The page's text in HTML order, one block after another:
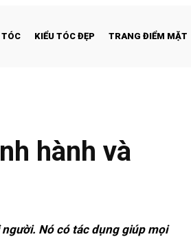
KIỂU TÓC ĐẸP TRANG ĐIỂM MẶT
hành và
Nó có tác dụng giúp mọi